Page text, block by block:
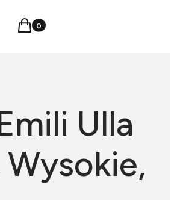
się
Produkty w koszyku: 0. Zobacz
Koszyk
Ulla
Wysokie,